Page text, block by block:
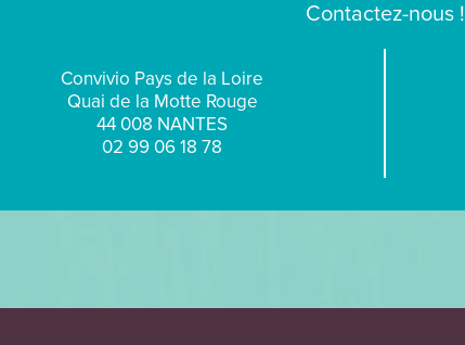
Contactez-nous !
Convivio Pays de la Loire
Quai de la Motte Rouge
44 008 NANTES
02 99 06 18 78